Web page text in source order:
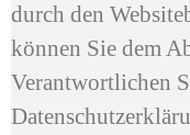
durch den
können Sie dem
Verantwortlichen